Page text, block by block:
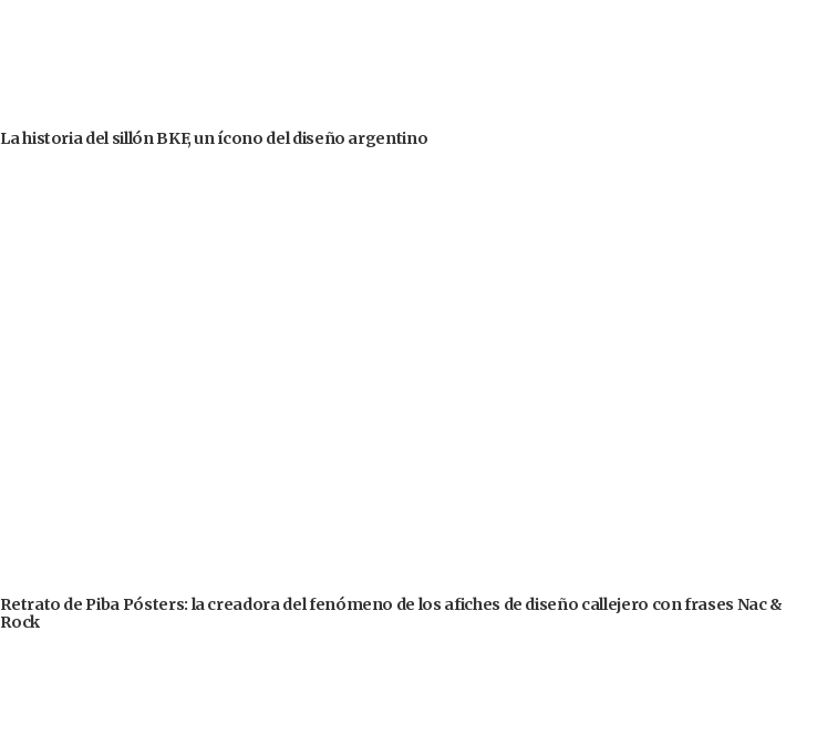
La historia del sillón BKF, un ícono del diseño argentino
Retrato de Piba Pósters: la creadora del fenómeno de los afiches de diseño callejero con frases Nac &
Rock